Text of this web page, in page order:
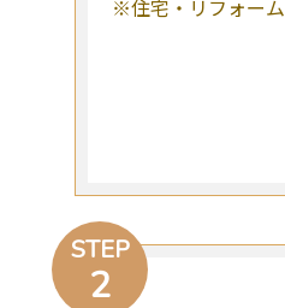
※住宅・リフォーム
STEP
2